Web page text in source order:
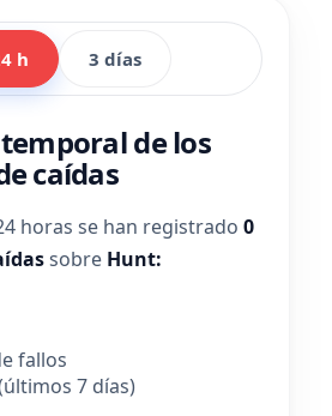
h 3 días
de los
caídas
horas se han registrado 0
sobre Hunt:
fallos
7 días)